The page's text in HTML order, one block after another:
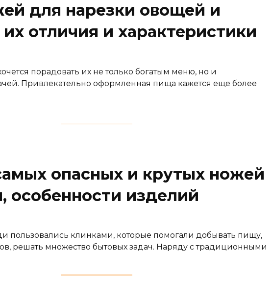
для нарезки овощей и
их отличия и характеристики
порадовать их не только богатым меню, но и
Привлекательно оформленная пища кажется еще более
опасных и крутых ножей
особенности изделий
пользовались клинками, которые помогали добывать пищу,
решать множество бытовых задач. Наряду с традиционными